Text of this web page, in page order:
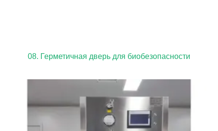
08. Герметичная дверь для биобезопасности